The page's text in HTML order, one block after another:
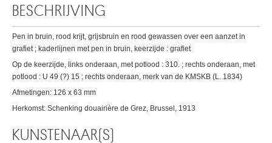
BESCHRIJVING
Pen in bruin, rood krijt, grijsbruin en rood gewassen over een aanzet in
grafiet ; kaderlijnen met pen in bruin, keerzijde : grafiet
Op de keerzijde, links onderaan, met potlood : 310. ; rechts onderaan, met
potlood : U 49 (?) 15 ; rechts onderaan, merk van de KMSKB (L. 1834)
Afmetingen: 126 x 63 mm
Herkomst: Schenking douairière de Grez, Brussel, 1913
KUNSTENAAR(S)